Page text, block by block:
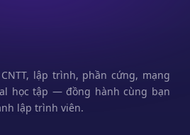
lập trình, phần cứng, mạng
học tập — đồng hành cùng bạn
lập trình viên.